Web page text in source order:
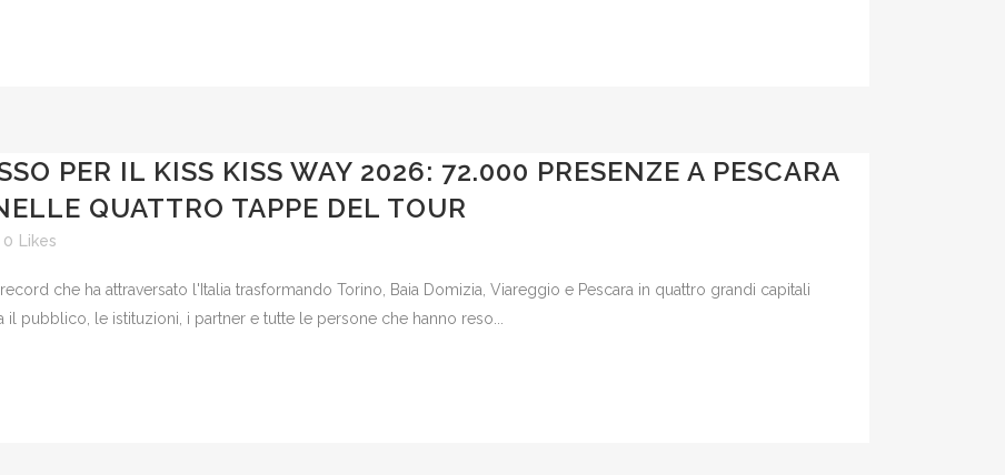
PER IL KISS KISS WAY 2026: 72.000 PRESENZE A PESCARA
QUATTRO TAPPE DEL TOUR
0 Likes
che ha attraversato l'Italia trasformando Torino, Baia Domizia, Viareggio e Pescara in quattro grandi capitali
pubblico, le istituzioni, i partner e tutte le persone che hanno reso...